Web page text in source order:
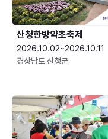
산청한방약초축제
2026.10.02~2026.10.11
경상남도 산청군